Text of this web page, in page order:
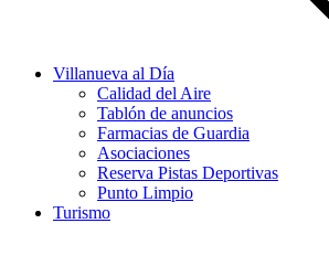
Villanueva al Día
Calidad del Aire
Tablón de anuncios
Farmacias de Guardia
Asociaciones
Reserva Pistas Deportivas
Punto Limpio
Turismo